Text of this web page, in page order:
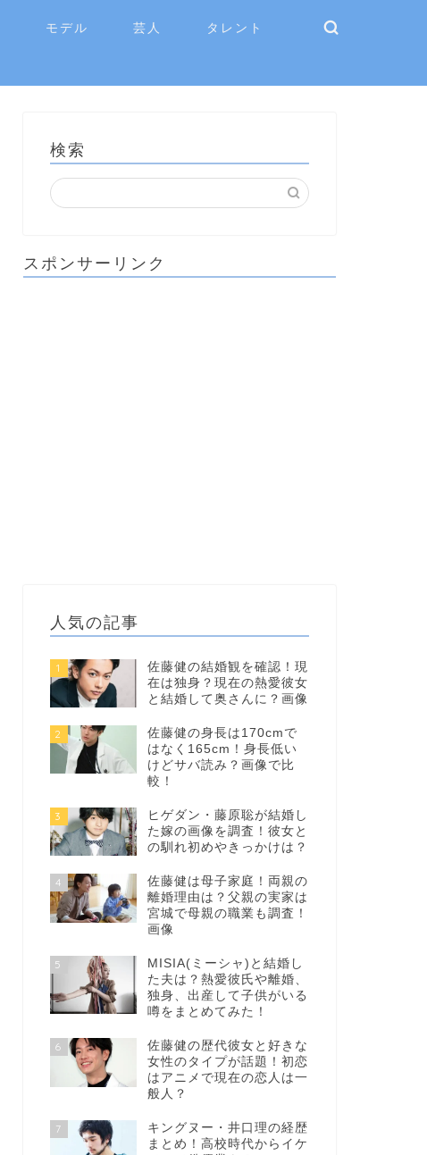
モデル 芸人 タレント
検索
スポンサーリンク
人気の記事
1
佐藤健の結婚観を確認！現
在は独身？現在の熱愛彼女
と結婚して奥さんに？画像
2
佐藤健の身長は170cmで
はなく165cm！身長低い
けどサバ読み？画像で比
較！
3
ヒゲダン・藤原聡が結婚し
た嫁の画像を調査！彼女と
の馴れ初めやきっかけは？
4
佐藤健は母子家庭！両親の
離婚理由は？父親の実家は
宮城で母親の職業も調査！
画像
5
MISIA(ミーシャ)と結婚し
た夫は？熱愛彼氏や離婚、
独身、出産して子供がいる
噂をまとめてみた！
6
佐藤健の歴代彼女と好きな
女性のタイプが話題！初恋
はアニメで現在の恋人は一
般人？
7
キングヌー・井口理の経歴
まとめ！高校時代からイケ